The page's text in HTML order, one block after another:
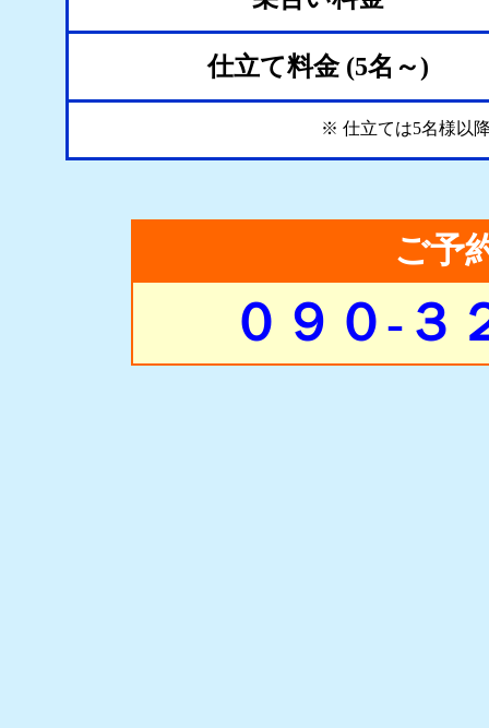
仕立て料金 (5名～)
※ 仕立ては5名様
ご予
０９０-３